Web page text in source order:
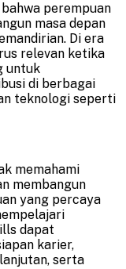
perempuan
masa depan
Di era
relevan ketika
untuk
di berbagai
teknologi seperti
memahami
membangun
yang percaya
dapat
karier,
serta